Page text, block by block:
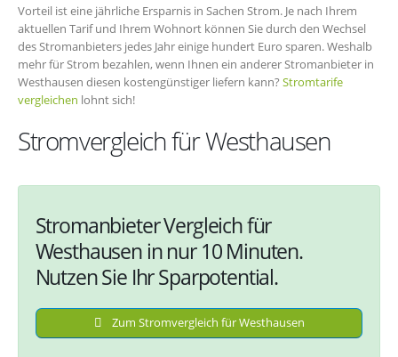
Vorteil ist eine jährliche Ersparnis in Sachen Strom. Je nach Ihrem
aktuellen Tarif und Ihrem Wohnort können Sie durch den Wechsel
des Stromanbieters jedes Jahr einige hundert Euro sparen. Weshalb
mehr für Strom bezahlen, wenn Ihnen ein anderer Stromanbieter in
Westhausen diesen kostengünstiger liefern kann? Stromtarife
vergleichen lohnt sich!
Stromvergleich für Westhausen
Stromanbieter Vergleich für
Westhausen in nur 10 Minuten.
Nutzen Sie Ihr Sparpotential.
Zum Stromvergleich für Westhausen